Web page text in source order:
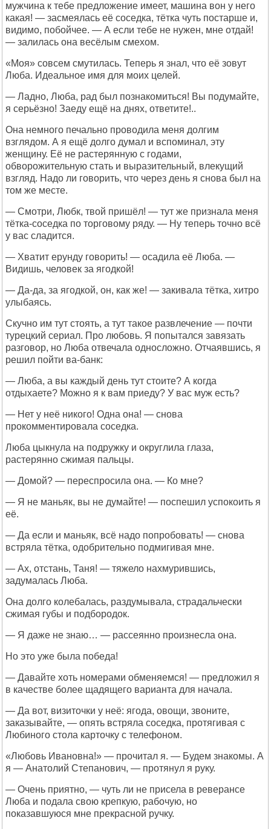
мужчина к тебе предложение имеет, машина вон у него
какая! — засмеялась её соседка, тётка чуть постарше и,
видимо, побойчее. — А если тебе не нужен, мне отдай!
— залилась она весёлым смехом.
«Моя» совсем смутилась. Теперь я знал, что её зовут
Люба. Идеальное имя для моих целей.
— Ладно, Люба, рад был познакомиться! Вы подумайте,
я серьёзно! Заеду ещё на днях, ответите!..
Она немного печально проводила меня долгим
взглядом. А я ещё долго думал и вспоминал, эту
женщину. Её не растерянную с годами,
обворожительную стать и выразительный, влекущий
взгляд. Надо ли говорить, что через день я снова был на
том же месте.
— Смотри, Любк, твой пришёл! — тут же признала меня
тётка-соседка по торговому ряду. — Ну теперь точно всё
у вас сладится.
— Хватит ерунду говорить! — осадила её Люба. —
Видишь, человек за ягодкой!
— Да-да, за ягодкой, он, как же! — закивала тётка, хитро
улыбаясь.
Скучно им тут стоять, а тут такое развлечение — почти
турецкий сериал. Про любовь. Я попытался завязать
разговор, но Люба отвечала односложно. Отчаявшись, я
решил пойти ва-банк:
— Люба, а вы каждый день тут стоите? А когда
отдыхаете? Можно я к вам приеду? У вас муж есть?
— Нет у неё никого! Одна она! — снова
прокомментировала соседка.
Люба цыкнула на подружку и округлила глаза,
растерянно сжимая пальцы.
— Домой? — переспросила она. — Ко мне?
— Я не маньяк, вы не думайте! — поспешил успокоить я
её.
— Да если и маньяк, всё надо попробовать! — снова
встряла тётка, одобрительно подмигивая мне.
— Ах, отстань, Таня! — тяжело нахмурившись,
задумалась Люба.
Она долго колебалась, раздумывала, страдальчески
сжимая губы и подбородок.
— Я даже не знаю… — рассеянно произнесла она.
Но это уже была победа!
— Давайте хоть номерами обменяемся! — предложил я
в качестве более щадящего варианта для начала.
— Да вот, визиточки у неё: ягода, овощи, звоните,
заказывайте, — опять встряла соседка, протягивая с
Любиного стола карточку с телефоном.
«Любовь Ивановна!» — прочитал я. — Будем знакомы. А
я — Анатолий Степанович, — протянул я руку.
— Очень приятно, — чуть ли не присела в реверансе
Люба и подала свою крепкую, рабочую, но
показавшуюся мне прекрасной ручку.